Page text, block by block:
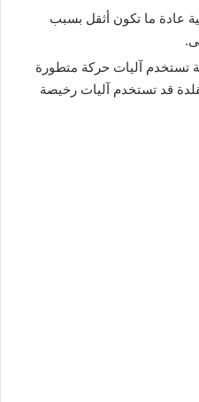
عادة ما تكون أثقل بسبب
تستخدم آليات حركة متطورة
قد تستخدم آليات رخيصة